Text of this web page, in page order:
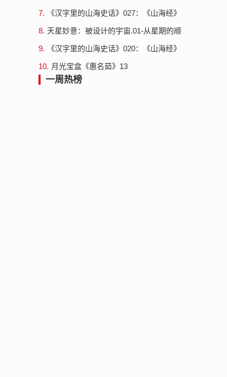
高姓
7.
《汉字里的山海史话》027：《山海经》
山十...
8. 天星妙意：被设计的宇宙.01-从星期的顺
9.
《汉字里的山海史话》020：《山海经》
10. 月光宝盒《惠名茹》13
一周热榜